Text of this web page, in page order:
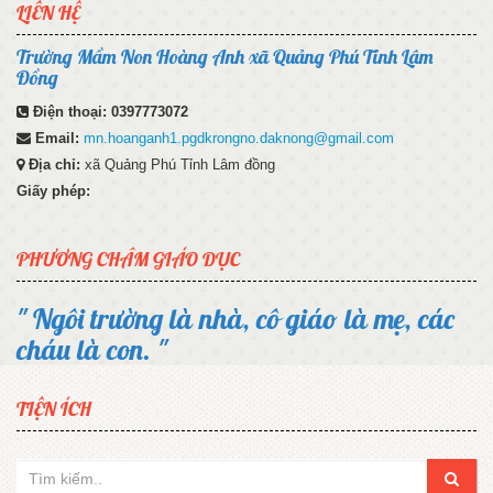
LIÊN HỆ
Trường Mầm Non Hoàng Anh xã Quảng Phú Tỉnh Lâm
Đồng
Điện thoại: 0397773072
Email: mn.hoanganh1.pgdkrongno.daknong@gmail.com
Địa chỉ: xã Quảng Phú Tỉnh Lâm đồng
Giấy phép:
PHƯƠNG CHÂM GIÁO DỤC
" Ngôi trường là nhà, cô giáo là mẹ, các
cháu là con. "
TIỆN ÍCH